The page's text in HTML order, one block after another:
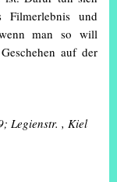
Filmerlebnis und
man so will
auf der
Legienstr. , Kiel